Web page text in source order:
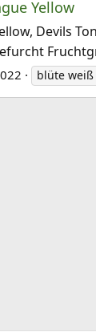
Yellow
Devils
blüte weiß